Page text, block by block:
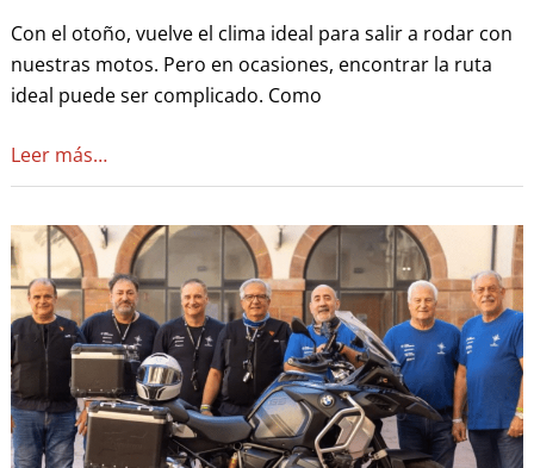
Con el otoño, vuelve el clima ideal para salir a rodar con
nuestras motos. Pero en ocasiones, encontrar la ruta
ideal puede ser complicado. Como
Cataluña
Leer más…
Solidarity
–
Ruta
Solidaria
(VII
Edición)